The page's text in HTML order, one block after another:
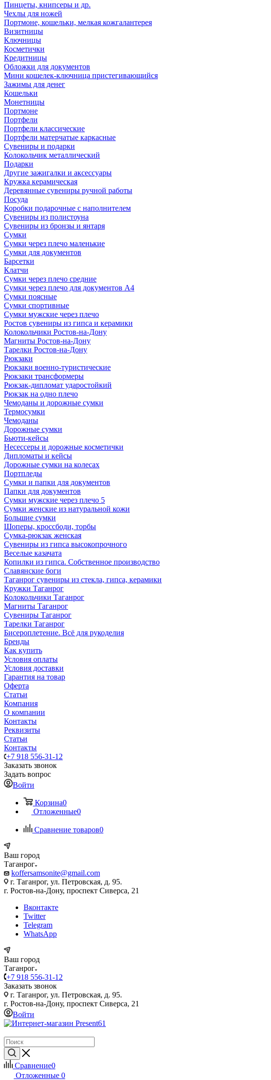
Пинцеты, книпсеры и др.
Чехлы для ножей
Портмоне, кошельки, мелкая кожгалантерея
Визитницы
Ключницы
Косметички
Кредитницы
Обложки для документов
Мини кошелек-ключница пристегивающийся
Зажимы для денег
Кошельки
Монетницы
Портмоне
Портфели
Портфели классические
Портфели матерчатые каркасные
Сувениры и подарки
Колокольчик металлический
Подарки
Другие зажигалки и аксессуары
Кружка керамическая
Деревянные сувениры ручной работы
Посуда
Коробки подарочные с наполнителем
Сувениры из полистоуна
Сувениры из бронзы и янтаря
Сумки
Сумки через плечо маленькие
Сумки для документов
Барсетки
Клатчи
Сумки через плечо средние
Сумки через плечо для документов А4
Сумки поясные
Сумки спортивные
Сумки мужские через плечо
Ростов сувениры из гипса и керамики
Колокольчики Ростов-на-Дону
Магниты Ростов-на-Дону
Тарелки Ростов-на-Дону
Рюкзаки
Рюкзаки военно-туристические
Рюкзаки трансформеры
Рюкзак-дипломат ударостойкий
Рюкзак на одно плечо
Чемоданы и дорожные сумки
Термосумки
Чемоданы
Дорожные сумки
Бьюти-кейсы
Несессеры и дорожные косметички
Дипломаты и кейсы
Дорожные сумки на колесах
Портпледы
Сумки и папки для документов
Папки для документов
Сумки мужские через плечо 5
Сумки женские из натуральной кожи
Большие сумки
Шоперы, кроссбоди, торбы
Сумка-рюкзак женская
Сувениры из гипса высокопрочного
Веселые казачата
Копилки из гипса. Собственное производство
Славянские боги
Таганрог сувениры из стекла, гипса, керамики
Кружки Таганрог
Колокольчики Таганрог
Магниты Таганрог
Сувениры Таганрог
Тарелки Таганрог
Бисероплетение. Всё для рукоделия
Бренды
Как купить
Условия оплаты
Условия доставки
Гарантия на товар
Оферта
Статьи
Компания
О компании
Контакты
Реквизиты
Статьи
Контакты
+7 918 556-31-12
Заказать звонок
Задать вопрос
Войти
Корзина0
Отложенные0
Сравнение товаров0
Ваш город
Таганрог
koffersamsonite@gmail.com
г. Таганрог, ул. Петровская, д. 95.
г. Ростов-на-Дону, проспект Сиверса, 21
Вконтакте
Twitter
Telegram
WhatsApp
Ваш город
Таганрог
+7 918 556-31-12
Заказать звонок
г. Таганрог, ул. Петровская, д. 95.
г. Ростов-на-Дону, проспект Сиверса, 21
Войти
Сравнение0
Отложенные 0